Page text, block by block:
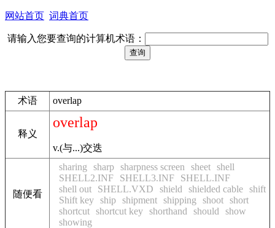
网站首页 词典首页
请输入您要查询的计算机术语：
术语 overlap
释义
overlap
v.(与...)交迭
随便看
sharing sharp sharpness screen sheet shell
SHELL2.INF
SHELL3.INF
SHELL.INF
shell out
SHELL.VXD shield shielded cable shift
Shift key ship shipment shipping shoot short
shortcut shortcut key shorthand should
show
showing